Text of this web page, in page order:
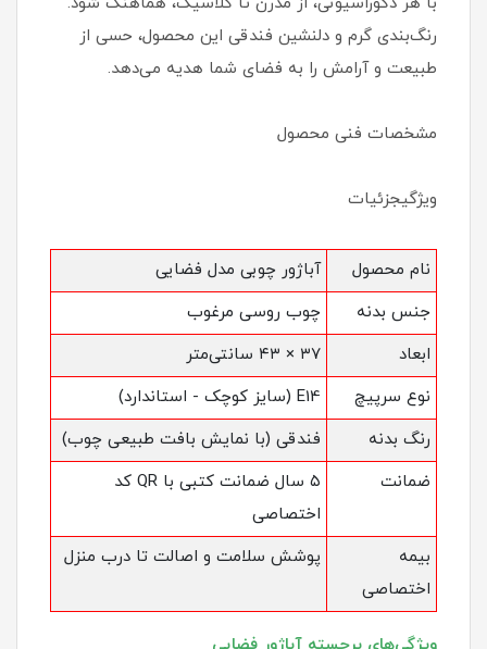
رنگ‌بندی گرم و دلنشین فندقی این محصول، حسی از
طبیعت و آرامش را به فضای شما هدیه می‌دهد.
مشخصات فنی محصول
ویژگیجزئیات
نام محصول
آباژور چوبی مدل فضایی
جنس بدنه
چوب روسی مرغوب
ابعاد
۳۷ × ۴۳ سانتی‌متر
نوع سرپیچ
E14 (سایز کوچک - استاندارد)
رنگ بدنه
فندقی (با نمایش بافت طبیعی چوب)
ضمانت
۵ سال ضمانت کتبی با QR کد
اختصاصی
بیمه
اختصاصی
پوشش سلامت و اصالت تا درب منزل